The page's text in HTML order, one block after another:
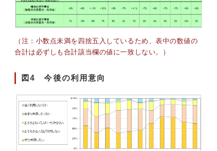
（注：小数点未満を四捨五入しているため、表中の数値の
合計は必ずしも合計該当欄の値に一致しない。）
図4 今後の利用意向